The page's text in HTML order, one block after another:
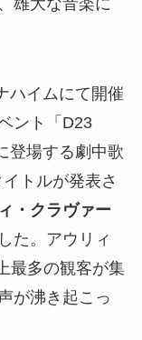
ハイムにて開催
ント「D23
登場する劇中歌
トルが発表さ
・クラヴァー
た。アウリィ
最多の観客が集
が沸き起こっ